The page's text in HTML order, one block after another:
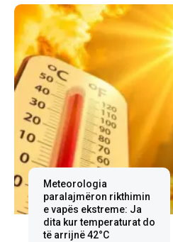
Meteorologia
paralajmëron rikthimin
e vapës ekstreme: Ja
dita kur temperaturat do
të arrijnë 42°C